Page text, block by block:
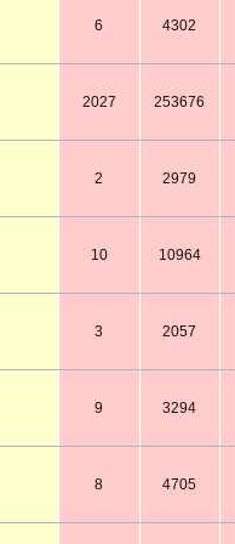
6 4302
2027 253676
2 2979
10 10964
3 2057
9 3294
8 4705